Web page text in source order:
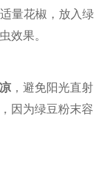
量花椒，放入绿
效果。
，避免阳光直射
因为绿豆粉末容